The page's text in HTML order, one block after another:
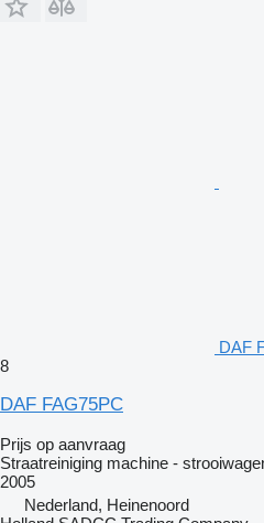
DAF
8
DAF FAG75PC
Prijs op aanvraag
Straatreiniging machine -
2005
Nederland, Heinenoord